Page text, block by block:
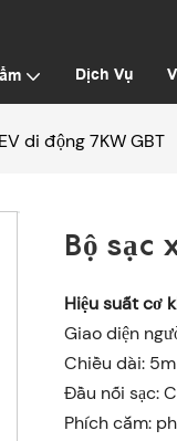
Dịch Vụ
di động 7KW GBT
Bộ sạc
Hiệu suất cơ
Giao diện
Chiều dài:
Đầu nối sạc:
Phích cắm: